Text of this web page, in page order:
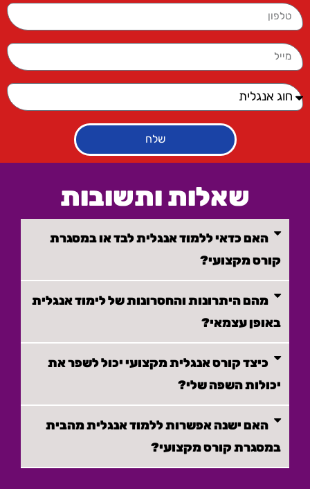
שלח
שאלות ותשובות
האם כדאי ללמוד אנגלית לבד או במסגרת
קורס מקצועי?
מהם היתרונות והחסרונות של לימוד אנגלית
באופן עצמאי?
כיצד קורס אנגלית מקצועי יכול לשפר את
יכולות השפה שלי?
האם ישנה אפשרות ללמוד אנגלית מהבית
במסגרת קורס מקצועי?